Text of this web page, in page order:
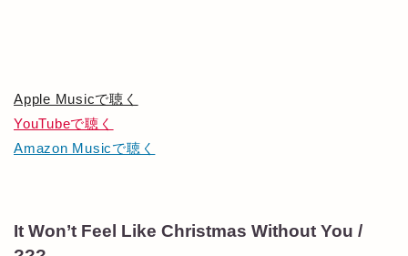
Apple Musicで聴く
YouTubeで聴く
Amazon Musicで聴く
It Won’t Feel Like Christmas Without You /